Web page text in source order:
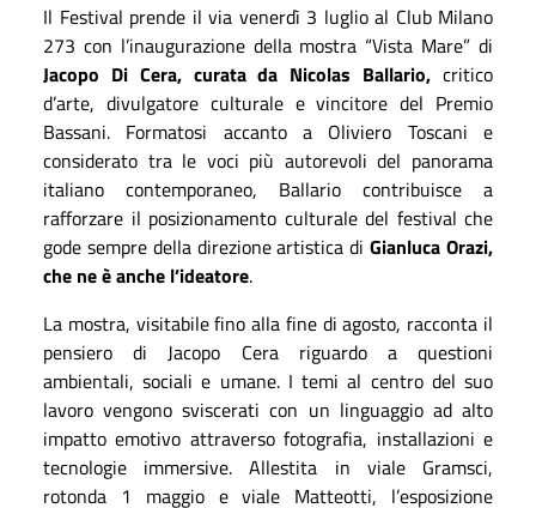
Il Festival prende il via venerdì 3 luglio al Club Milano
273 con l’inaugurazione della mostra “Vista Mare” di
Jacopo Di Cera, curata da Nicolas Ballario, critico
d’arte, divulgatore culturale e vincitore del Premio
Bassani. Formatosi accanto a Oliviero Toscani e
considerato tra le voci più autorevoli del panorama
italiano contemporaneo, Ballario contribuisce a
rafforzare il posizionamento culturale del festival che
gode sempre della direzione artistica diGianluca Orazi,
che ne è anche l’ideatore.
La mostra, visitabile fino alla fine di agosto, racconta il
pensiero di Jacopo Cera riguardo a questioni
ambientali, sociali e umane. I temi al centro del suo
lavoro vengono sviscerati con un linguaggio ad alto
impatto emotivo attraverso fotografia, installazioni e
tecnologie immersive. Allestita in viale Gramsci,
rotonda 1 maggio e viale Matteotti, l’esposizione